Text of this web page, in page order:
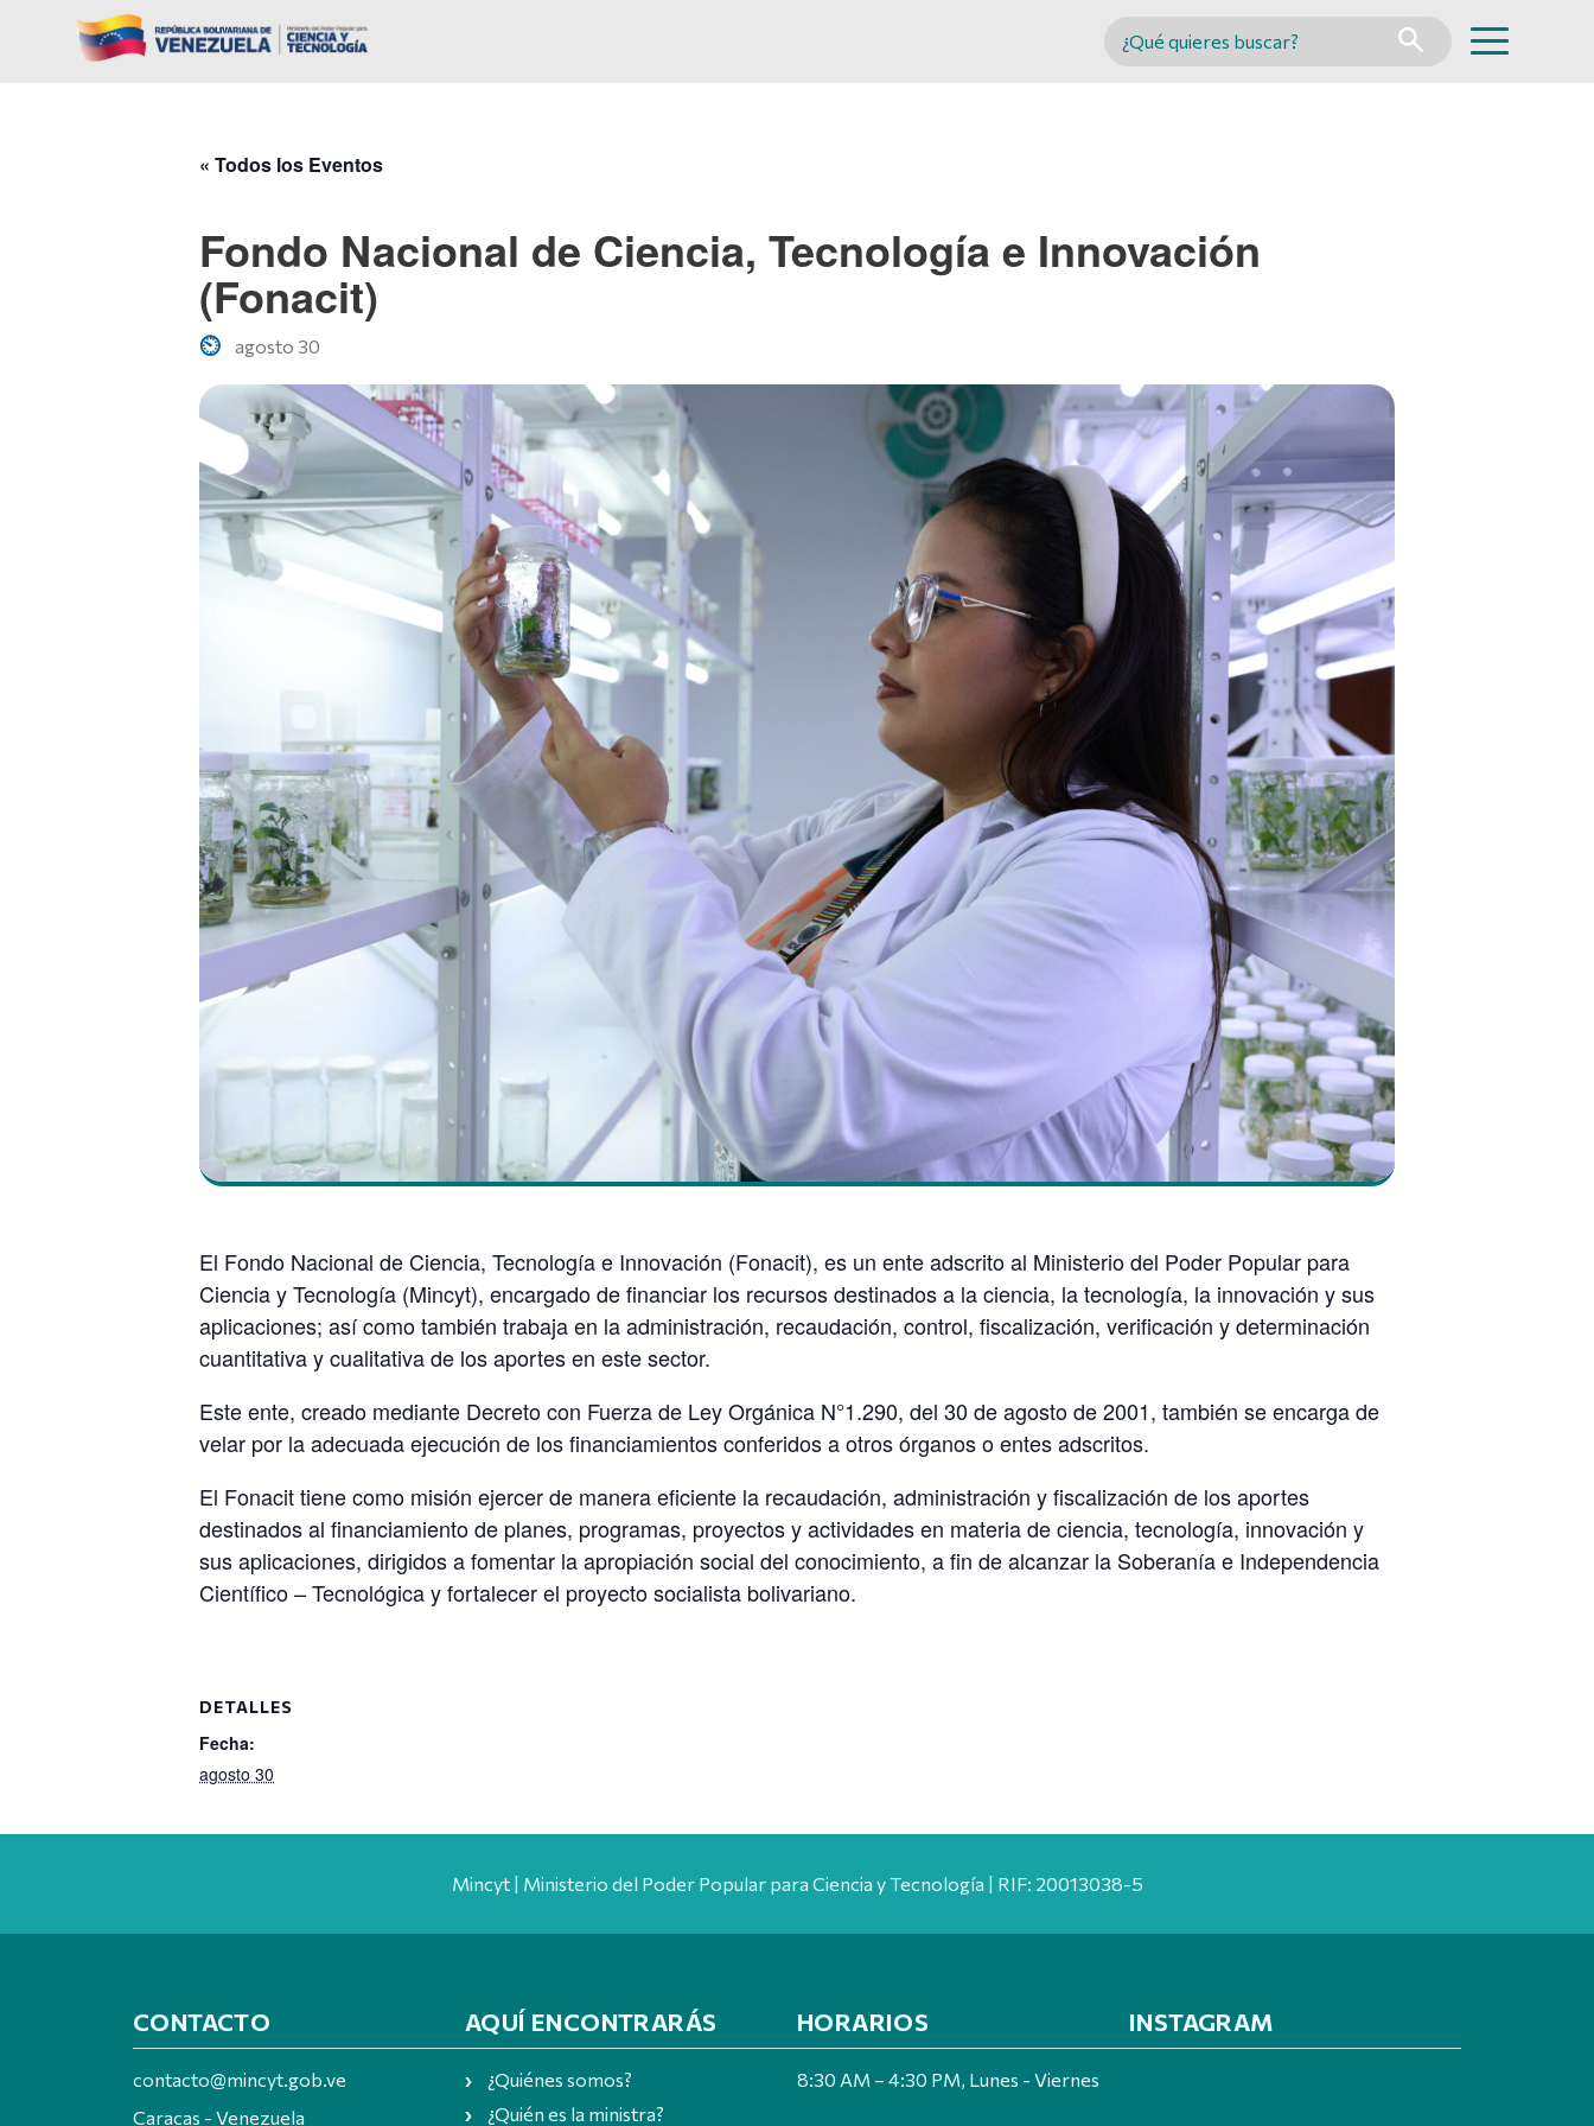
Buscar en MINCYT
« Todos los Eventos
Fondo Nacional de Ciencia, Tecnología e Innovación
(Fonacit)
agosto 30
El Fondo Nacional de Ciencia, Tecnología e Innovación (Fonacit), es un ente adscrito al Ministerio del Poder Popular para
Ciencia y Tecnología (Mincyt), encargado de financiar los recursos destinados a la ciencia, la tecnología, la innovación y sus
aplicaciones; así como también trabaja en la administración, recaudación, control, fiscalización, verificación y determinación
cuantitativa y cualitativa de los aportes en este sector.
Este ente, creado mediante Decreto con Fuerza de Ley Orgánica N°1.290, del 30 de agosto de 2001, también se encarga de
velar por la adecuada ejecución de los financiamientos conferidos a otros órganos o entes adscritos.
El Fonacit tiene como misión ejercer de manera eficiente la recaudación, administración y fiscalización de los aportes
destinados al financiamiento de planes, programas, proyectos y actividades en materia de ciencia, tecnología, innovación y
sus aplicaciones, dirigidos a fomentar la apropiación social del conocimiento, a fin de alcanzar la Soberanía e Independencia
Científico – Tecnológica y fortalecer el proyecto socialista bolivariano.
DETALLES
Fecha:
agosto 30
Mincyt | Ministerio del Poder Popular para Ciencia y Tecnología | RIF: 20013038-5
CONTACTO
contacto@mincyt.gob.ve
Caracas - Venezuela
AQUÍ ENCONTRARÁS
¿Quiénes somos?
¿Quién es la ministra?
HORARIOS
8:30 AM – 4:30 PM, Lunes - Viernes
INSTAGRAM